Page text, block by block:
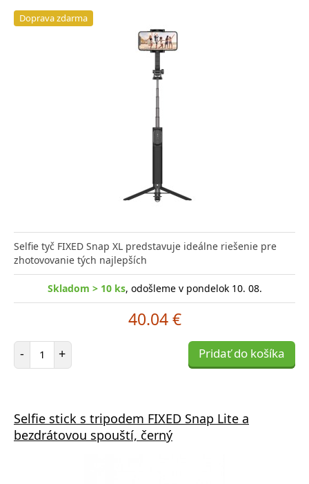
Doprava zdarma
Selfie tyč FIXED Snap XL predstavuje ideálne riešenie pre
zhotovovanie tých najlepších
Skladom > 10 ks, odošleme v pondelok 10. 08.
40.04 €
- Počet položiek
+ Pridať do košíka
Selfie stick s tripodem FIXED Snap Lite a
bezdrátovou spouští, černý